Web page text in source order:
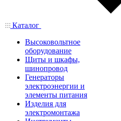
Каталог
Высоковольтное
оборудование
Щиты и шкафы,
шинопровод
Генераторы
электроэнергии и
элементы питания
Изделия для
электромонтажа